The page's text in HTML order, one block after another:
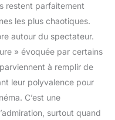
restent parfaitement
les plus chaotiques.
autour du spectateur.
» évoquée par certains
à remplir de
leur polyvalence pour
C’est une
surtout quand